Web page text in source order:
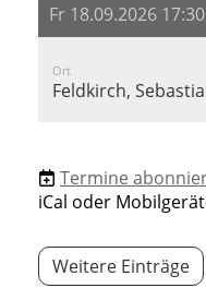
Fr 18.09.2026
Ort
Feldkirch,
Termine
iCal oder
Weitere Einträge